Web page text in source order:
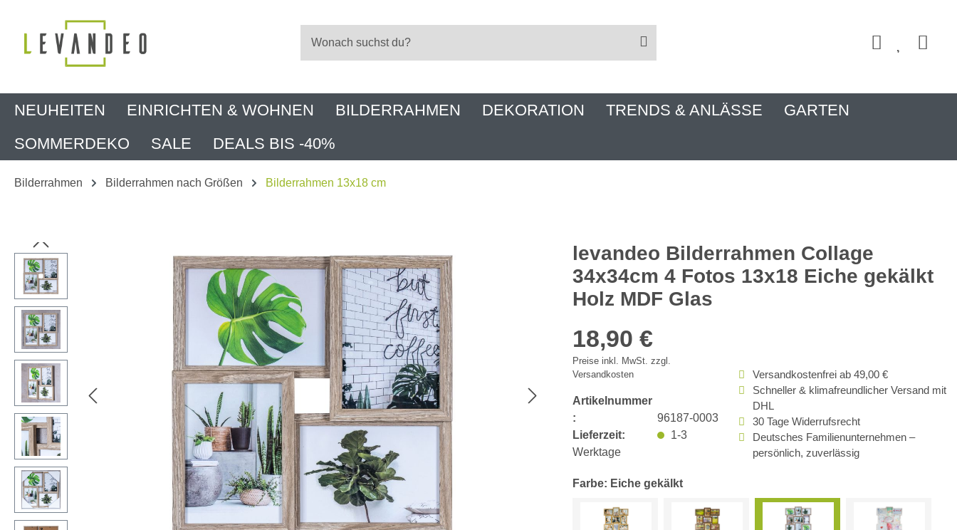
NEUHEITEN EINRICHTEN & WOHNEN BILDERRAHMEN DEKORATION TRENDS & ANLÄSSE
GARTEN
SOMMERDEKO
SALE DEALS BIS -40%
Bilderrahmen Bilderrahmen nach Größen Bilderrahmen 13x18 cm
Bildergalerie überspringen
levandeo Bilderrahmen Collage
34x34cm 4 Fotos 13x18 Eiche gekälkt
Holz MDF Glas
18,90 €
Preise inkl. MwSt. zzgl.
Versandkosten
Artikelnummer
:
96187-0003
Lieferzeit:
1-3
Werktage
Versandkostenfrei ab 49,00 €
Schneller & klimafreundlicher Versand mit
DHL
30 Tage Widerrufsrecht
Deutsches Familienunternehmen –
persönlich, zuverlässig
Farbe: Eiche gekälkt